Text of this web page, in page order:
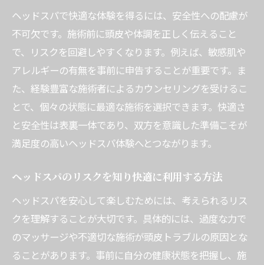
ヘッドスパで快適な体験を得るには、安全性への配慮が
不可欠です。施術前に頭皮や体調を正しく伝えること
で、リスクを回避しやすくなります。例えば、敏感肌や
アレルギーの有無を事前に申告することが重要です。ま
た、経験豊富な施術者によるカウンセリングを受けるこ
とで、個々の状態に最適な施術を選択できます。快適さ
と安全性は表裏一体であり、双方を意識した準備こそが
満足度の高いヘッドスパ体験へとつながります。
ヘッドスパのリスクを知り快適に利用する方法
ヘッドスパを安心して楽しむためには、考えられるリス
クを理解することが大切です。具体的には、過度な力で
のマッサージや不適切な施術が頭皮トラブルの原因とな
ることがあります。事前に自分の健康状態を把握し、施